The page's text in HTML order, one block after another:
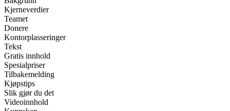
Kjerneverdier
Teamet
Donere
Kontorplasseringer
Tekst
Gratis innhold
Spesialpriser
Tilbakemelding
Kjøpstips
Slik gjør du det
Videoinnhold